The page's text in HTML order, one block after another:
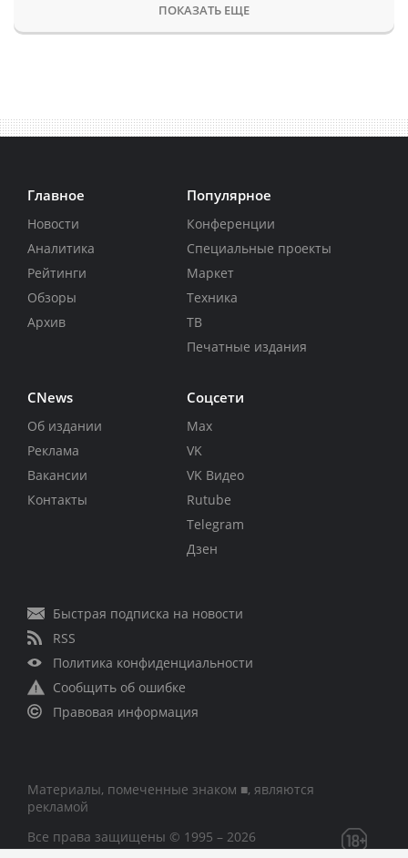
ПОКАЗАТЬ ЕЩЕ
Главное
Новости
Аналитика
Рейтинги
Обзоры
Архив
Популярное
Конференции
Специальные проекты
Маркет
Техника
ТВ
Печатные издания
CNews
Об издании
Реклама
Вакансии
Контакты
Соцсети
Max
VK
VK Видео
Rutube
Telegram
Дзен
Быстрая подписка на новости
RSS
Политика конфиденциальности
Сообщить об ошибке
Правовая информация
Материалы, помеченные знаком ■, являются
рекламой
Все права защищены © 1995 – 2026